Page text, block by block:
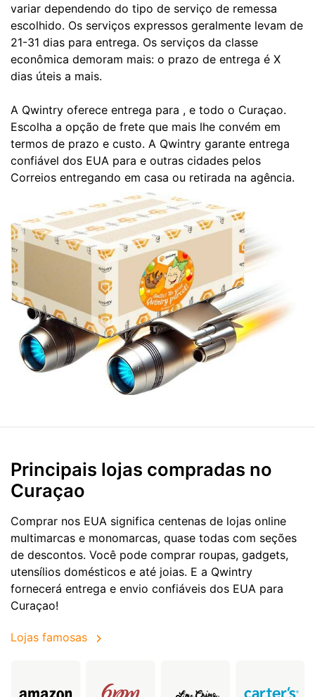
variar dependendo do tipo de serviço de remessa
escolhido. Os serviços expressos geralmente levam de
21-31 dias para entrega. Os serviços da classe
econômica demoram mais: o prazo de entrega é X
dias úteis a mais.
A Qwintry oferece entrega para , e todo o Curaçao.
Escolha a opção de frete que mais lhe convém em
termos de prazo e custo. A Qwintry garante entrega
confiável dos EUA para e outras cidades pelos
Correios entregando em casa ou retirada na agência.
Principais lojas compradas no
Curaçao
Comprar nos EUA significa centenas de lojas online
multimarcas e monomarcas, quase todas com seções
de descontos. Você pode comprar roupas, gadgets,
utensílios domésticos e até joias. E a Qwintry
fornecerá entrega e envio confiáveis dos EUA para
Curaçao!
Lojas famosas